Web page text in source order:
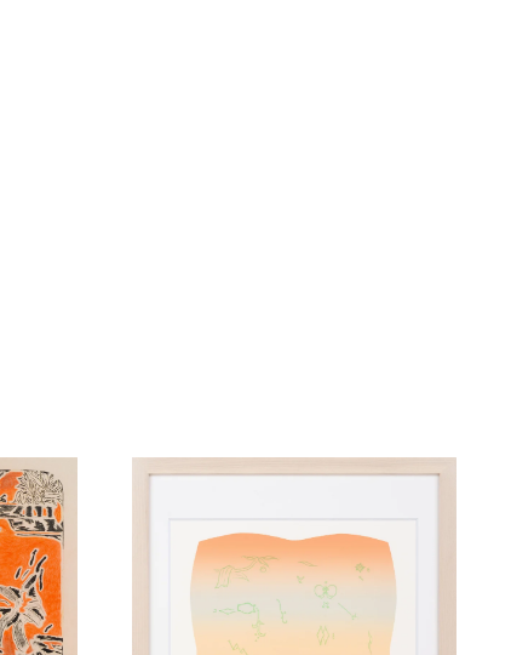
て、過去・未来・時間をテーマとして描く画面の中
。